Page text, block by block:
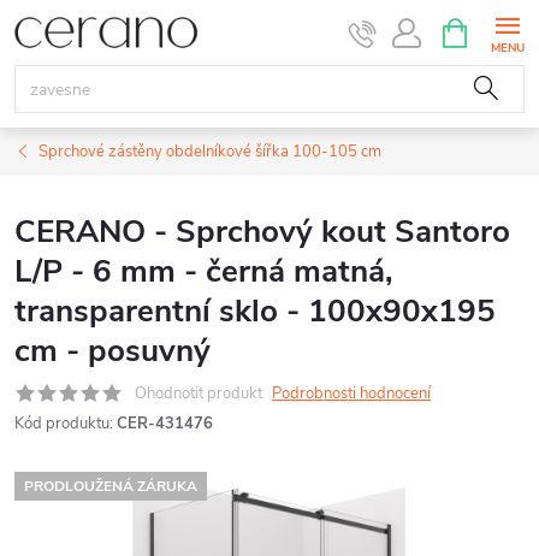
Přejít
na
obsah
NÁKUPNÍ
KOŠÍK
Sprchové zástěny obdelníkové šířka 100-105 cm
CERANO - Sprchový kout Santoro
L/P - 6 mm - černá matná,
transparentní sklo - 100x90x195
cm - posuvný
Ohodnotit produkt Podrobnosti hodnocení
Kód produktu: CER-431476
PRODLOUŽENÁ ZÁRUKA